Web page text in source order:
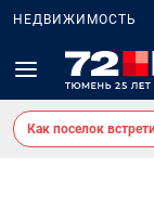
НЕДВИЖИМОСТЬ
Как поселок